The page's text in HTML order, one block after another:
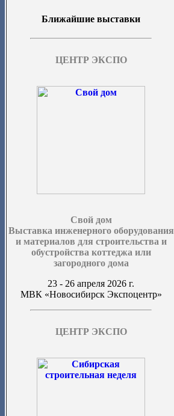
Ближайшие выставки
ЦЕНТР ЭКСПО
Свой дом
Выставка инженерного оборудования
и материалов для строительства и
обустройства коттеджа или
загородного дома
23 - 26 апреля 2026 г.
МВК «Новосибирск Экспоцентр»
ЦЕНТР ЭКСПО